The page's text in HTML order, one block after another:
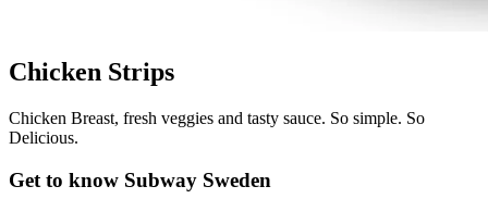
Chicken Strips​​​​‌ ‍ ​‍​‍‌‍ ‌ ​‍‌‍‍‌‌‍‌ ‌‍‍‌‌‍ ‍​‍​‍​ ‍‍​‍​‍‌ ​ ‌‍​‌‌‍ ‍‌‍‍‌‌ ‌​‌ ‍‌​‍ ‍‌‍‍‌‌‍ ​‍​‍​‍ ​​‍​‍‌‍‍​‌ ​‍‌‍‌‌‌‍‌‍​‍​‍​ ‍‍​‍​‍‌‍‍​‌ ‌​‌ ‌​‌ ​​‌ ​ ​ ‍‍​‍ ​‍ ‌‍ ‍‌‍ ‌ ​‍‌‍‌​‌‍‍‌‌‍​ ​‍ ‌‌‍​‍‌‍‍‌‌ ‌​‌‍‌‌‌ ​ ​‍ ‌‌‍‌ ‌ ​‍‌‍ ‌ ‌‌‌ ​​​‍ ‌‌ ​ ‌ ‌​‌ ‌‌‌‍‌​‌‍‍‌‌‍ ​‍ ‍‌ ‌‍‌‍‌‌‌ ​‍‌‍​ ‌‍‌‌‌‍ ​​‍ ‍‌‍​‌‌ ​​‌ ​​​‍ ‌‍‍‌‌‍ ‍‌ ‌​‌‍‌‌‌‍ ‍‌ ‌​​‍ ‌‍‌‌‌‍‌​‌‍‍‌‌ ‌​​‍ ‌‍ ‌‌‍ ‌‍‌​‌‍‌‌​ ‌‌ ​​‌ ​‍‌‍‌‌‌ ​ ‌‍‌‌‌‍ ‍‌ ‌​‌‍​‌‌ ‌​‌‍‍‌‌‍ ‌‍ ‍​ ‍ ‌‍‍‌‌‍‌​​ ‌​ ​ ​ ‌ ​ ‍​​ ‌​‌‍‌‍​ ‍​‌‍​ ​ ​‍​‍ ‌​ ‌ ​ ‌‍​ ​‍‌‍‌‍​‍ ‌​ ‌​​ ‍‌​ ‍​‌‍‌‍​‍ ‌​ ‍‌​ ​ ‌‍‌​​ ‍‌​‍ ‌‌‍​‍​ ‌‍‌‍​ ​ ​‍‌‍​ ​ ‍​‌‍‌‍‌‍​ ​ ‍​​ ‌‌​ ‌‍​ ‌‍​ ‍ ‌ ‌​‌ ‍‌‌ ​​‌‍‌‌​ ‌‌ ​​‌ ​‍‌‍ ‌‍‌​‌ ‌‌‌‍​ ‌ ‌​​ ‍ ‌ ​​‌‍​‌‌ ‌​‌‍‍​​ ‌‌‍ ‍‌‍​‌‌‍ ‌‌‍‌‌​‍‌‌​ ‌‌‌​​‍‌‌ ‌‍‍ ‌‍‌‌‌ ‍‌​‍‌‌​ ​ ‌​‌​​‍‌‌​ ​ ‌​‌​​‍‌‌​ ​‍​ ​‍‌‍‌‌‌‍ ‍​‍‌‌​ ​‍​ ​‍​‍‌‌​ ‌‌‌​‌​​‍ ‍‌ ‌‍‌‍​‌‌‍ ​‌ ‌‌‌‍‌‌​ ‌‍​‍‌‍​‌‌ ​ ‌‍‌‌‌‌‌‌‌ ​‍‌‍ ​​ ‌‌‍‍​‌ ‌​‌ ‌​‌ ​​‌ ​ ​‍‌‌​ ​ ‌​​‌​‍‌‌​ ​‍‌​‌‍​‍‌‌​ ​‍‌​‌‍‌‍ ‍‌‍ ‌ ​‍‌‍‌​‌‍‍‌‌‍​ ​‍ ‌‌‍​‍‌‍‍‌‌ ‌​‌‍‌‌‌ ​ ​‍ ‌‌‍‌ ‌ ​‍‌‍ ‌ ‌‌‌ ​​​‍ ‌‌ ​ ‌ ‌​‌ ‌‌‌‍‌​‌‍‍‌‌‍ ​‍ ‍‌ ‌‍‌‍‌‌‌ ​‍‌‍​ ‌‍‌‌‌‍ ​​‍ ‍‌‍​‌‌ ​​‌ ​​​‍‌‍‌‍‍‌‌‍‌​​ ‌​ ​ ​ ‌ ​ ‍​​ ‌​‌‍‌‍​ ‍​‌‍​ ​ ​‍​‍ ‌​ ‌ ​ ‌‍​ ​‍‌‍‌‍​‍ ‌​ ‌​​ ‍‌​ ‍​‌‍‌‍​‍ ‌​ ‍‌​ ​ ‌‍‌​​ ‍‌​‍ ‌‌‍​‍​ ‌‍‌‍​ ​ ​‍‌‍​ ​ ‍​‌‍‌‍‌‍​ ​ ‍​​ ‌‌​ ‌‍​ ‌‍​‍‌‍‌ ‌​‌ ‍‌‌ ​​‌‍‌‌​ ‌‌ ​​‌ ​‍‌‍ ‌‍‌​‌ ‌‌‌‍​ ‌ ‌​​‍‌‍‌ ​​‌‍​‌‌ ‌​‌‍‍​​ ‌‌‍ ‍‌‍​‌‌‍ ‌‌‍‌‌​‍‌‌​ ‌‌‌​​‍‌‌ ‌‍‍ ‌‍‌‌‌ ‍‌​‍‌‌​ ​ ‌​‌​​‍‌‌​ ​ ‌​‌​​‍‌‌​ ​‍​ ​‍‌‍‌‌‌‍ ‍​‍‌‌​ ​‍​ ​‍​‍‌‌​ ‌‌‌​‌​​‍ ‍‌ ‌‍‌‍​‌‌‍ ​‌ ‌‌‌‍‌‌​‍‌‍‌ ​​‌‍‌‌‌ ​‍‌ ​ ‌ ​​‌‍‌‌‌‍​ ‌ ‌​‌‍‍‌‌ ‌‍‌‍‌‌​ ‌‌ ​​‌ ‌‌‌‍​‍‌‍ ​‌‍‍‌‌ ​ ‌‍‍​‌‍‌‌‌‍‌​​‍​‍‌ ‌
Chicken Breast, fresh veggies and tasty sauce. So simple. So
Delicious.​​​​‌ ‍ ​‍​‍‌‍ ‌ ​‍‌‍‍‌‌‍‌ ‌‍‍‌‌‍ ‍​‍​‍​ ‍‍​‍​‍‌ ​ ‌‍​‌‌‍ ‍‌‍‍‌‌ ‌​‌ ‍‌​‍ ‍‌‍‍‌‌‍ ​‍​‍​‍ ​​‍​‍‌‍‍​‌ ​‍‌‍‌‌‌‍‌‍​‍​‍​ ‍‍​‍​‍‌‍‍​‌ ‌​‌ ‌​‌ ​​‌ ​ ​ ‍‍​‍ ​‍ ‌‍ ‍‌‍ ‌ ​‍‌‍‌​‌‍‍‌‌‍​ ​‍ ‌‌‍​‍‌‍‍‌‌ ‌​‌‍‌‌‌ ​ ​‍ ‌‌‍‌ ‌ ​‍‌‍ ‌ ‌‌‌ ​​​‍ ‌‌ ​ ‌ ‌​‌ ‌‌‌‍‌​‌‍‍‌‌‍ ​‍ ‍‌ ‌‍‌‍‌‌‌ ​‍‌‍​ ‌‍‌‌‌‍ ​​‍ ‍‌‍​‌‌ ​​‌ ​​​‍ ‌‍‍‌‌‍ ‍‌ ‌​‌‍‌‌‌‍ ‍‌ ‌​​‍ ‌‍‌‌‌‍‌​‌‍‍‌‌ ‌​​‍ ‌‍ ‌‌‍ ‌‍‌​‌‍‌‌​ ‌‌ ​​‌ ​‍‌‍‌‌‌ ​ ‌‍‌‌‌‍ ‍‌ ‌​‌‍​‌‌ ‌​‌‍‍‌‌‍ ‌‍ ‍​ ‍ ‌‍‍‌‌‍‌​​ ‌​ ​ ​ ‌ ​ ‍​​ ‌​‌‍‌‍​ ‍​‌‍​ ​ ​‍​‍ ‌​ ‌ ​ ‌‍​ ​‍‌‍‌‍​‍ ‌​ ‌​​ ‍‌​ ‍​‌‍‌‍​‍ ‌​ ‍‌​ ​ ‌‍‌​​ ‍‌​‍ ‌‌‍​‍​ ‌‍‌‍​ ​ ​‍‌‍​ ​ ‍​‌‍‌‍‌‍​ ​ ‍​​ ‌‌​ ‌‍​ ‌‍​ ‍ ‌ ‌​‌ ‍‌‌ ​​‌‍‌‌​ ‌‌ ​​‌ ​‍‌‍ ‌‍‌​‌ ‌‌‌‍​ ‌ ‌​​ ‍ ‌ ​​‌‍​‌‌ ‌​‌‍‍​​ ‌‌‍‌​‌‍‌‌‌ ​ ‌‍​ ‌ ​‍‌‍‍‌‌ ​​‌ ‌​‌‍‍‌‌‍ ‌‍ ‍​‍‌‌​ ‌‌‌​​‍‌‌ ‌‍‍ ‌‍‌‌‌ ‍‌​‍‌‌​ ​ ‌​‌​​‍‌‌​ ​ ‌​‌​​‍‌‌​ ​‍​ ​‍‌‍‌‌‌‍ ‍​‍‌‌​ ​‍​ ​‍​‍‌‌​ ‌‌‌​‌​​‍ ‍‌ ‌‍‌‍​‌‌‍ ​‌ ‌‌‌‍‌‌​‍ ‍‌ ‌‍‌‍​‌‌‍ ​‌ ‌‌‌‍‌‌​‍‌‌​ ‌‌‌​​‍‌‌ ‌‍‍ ‌‍‌‌‌ ‍‌​‍‌‌​ ​ ‌​‌​​‍‌‌​ ​ ‌​‌​​‍‌‌​ ​‍​ ​‍​ ​ ‌‍​‍​ ​ ​ ‌ ​ ‌ ​ ‌‌​ ‍‌​ ‍‌​ ​ ​ ‌‍​ ‌‌‌‍‌‌​‍‌‌​ ​‍​ ​‍​‍‌‌​ ‌‌‌​‌​​‍ ‍‌‍​ ‌‍‍​‌‍‍‌‌‍ ​‌‍‌​‌ ​‍‌‍‌‌‌‍ ‍​‍‌‌​ ‌‌‌​​‍‌‌ ‌‍‍ ‌‍‌‌‌ ‍‌​‍‌‌​ ​ ‌​‌​​‍‌‌​ ​ ‌​‌​​‍‌‌​ ​‍​ ​‍​ ‌‌​ ‍‌‌‍​‍​ ‍​​ ​‌‌‍‌‍‌‍‌‌​ ​‌​ ‌​‌‍​‍‌‍‌‍​ ‍​​‍‌‌​ ​‍​ ​‍​‍‌‌​ ‌‌‌​‌​​‍ ‍‌ ‌​‌‍‌‌‌ ‍​‌ ‌​​ ‌‍​‍‌‍​‌‌ ​ ‌‍‌‌‌‌‌‌‌ ​‍‌‍ ​​ ‌‌‍‍​‌ ‌​‌ ‌​‌ ​​‌ ​ ​‍‌‌​ ​ ‌​​‌​‍‌‌​ ​‍‌​‌‍​‍‌‌​ ​‍‌​‌‍‌‍ ‍‌‍ ‌ ​‍‌‍‌​‌‍‍‌‌‍​ ​‍ ‌‌‍​‍‌‍‍‌‌ ‌​‌‍‌‌‌ ​ ​‍ ‌‌‍‌ ‌ ​‍‌‍ ‌ ‌‌‌ ​​​‍ ‌‌ ​ ‌ ‌​‌ ‌‌‌‍‌​‌‍‍‌‌‍ ​‍ ‍‌ ‌‍‌‍‌‌‌ ​‍‌‍​ ‌‍‌‌‌‍ ​​‍ ‍‌‍​‌‌ ​​‌ ​​​‍‌‍‌‍‍‌‌‍‌​​ ‌​ ​ ​ ‌ ​ ‍​​ ‌​‌‍‌‍​ ‍​‌‍​ ​ ​‍​‍ ‌​ ‌ ​ ‌‍​ ​‍‌‍‌‍​‍ ‌​ ‌​​ ‍‌​ ‍​‌‍‌‍​‍ ‌​ ‍‌​ ​ ‌‍‌​​ ‍‌​‍ ‌‌‍​‍​ ‌‍‌‍​ ​ ​‍‌‍​ ​ ‍​‌‍‌‍‌‍​ ​ ‍​​ ‌‌​ ‌‍​ ‌‍​‍‌‍‌ ‌​‌ ‍‌‌ ​​‌‍‌‌​ ‌‌ ​​‌ ​‍‌‍ ‌‍‌​‌ ‌‌‌‍​ ‌ ‌​​‍‌‍‌ ​​‌‍​‌‌ ‌​‌‍‍​​ ‌‌‍‌​‌‍‌‌‌ ​ ‌‍​ ‌ ​‍‌‍‍‌‌ ​​‌ ‌​‌‍‍‌‌‍ ‌‍ ‍​‍‌‌​ ‌‌‌​​‍‌‌ ‌‍‍ ‌‍‌‌‌ ‍‌​‍‌‌​ ​ ‌​‌​​‍‌‌​ ​ ‌​‌​​‍‌‌​ ​‍​ ​‍‌‍‌‌‌‍ ‍​‍‌‌​ ​‍​ ​‍​‍‌‌​ ‌‌‌​‌​​‍ ‍‌ ‌‍‌‍​‌‌‍ ​‌ ‌‌‌‍‌‌​‍ ‍‌ ‌‍‌‍​‌‌‍ ​‌ ‌‌‌‍‌‌​‍‌‌​ ‌‌‌​​‍‌‌ ‌‍‍ ‌‍‌‌‌ ‍‌​‍‌‌​ ​ ‌​‌​​‍‌‌​ ​ ‌​‌​​‍‌‌​ ​‍​ ​‍​ ​ ‌‍​‍​ ​ ​ ‌ ​ ‌ ​ ‌‌​ ‍‌​ ‍‌​ ​ ​ ‌‍​ ‌‌‌‍‌‌​‍‌‌​ ​‍​ ​‍​‍‌‌​ ‌‌‌​‌​​‍ ‍‌‍​ ‌‍‍​‌‍‍‌‌‍ ​‌‍‌​‌ ​‍‌‍‌‌‌‍ ‍​‍‌‌​ ‌‌‌​​‍‌‌ ‌‍‍ ‌‍‌‌‌ ‍‌​‍‌‌​ ​ ‌​‌​​‍‌‌​ ​ ‌​‌​​‍‌‌​ ​‍​ ​‍​ ‌‌​ ‍‌‌‍​‍​ ‍​​ ​‌‌‍‌‍‌‍‌‌​ ​‌​ ‌​‌‍​‍‌‍‌‍​ ‍​​‍‌‌​ ​‍​ ​‍​‍‌‌​ ‌‌‌​‌​​‍ ‍‌ ‌​‌‍‌‌‌ ‍​‌ ‌​​‍‌‍‌ ​​‌‍‌‌‌ ​‍‌ ​ ‌ ​​‌‍‌‌‌‍​ ‌ ‌​‌‍‍‌‌ ‌‍‌‍‌‌​ ‌‌ ​​‌ ‌‌‌‍​‍‌‍ ​‌‍‍‌‌ ​ ‌‍‍​‌‍‌‌‌‍‌​​‍​‍‌ ‌
Get to know Subway Sweden​​​​‌ ‍ ​‍​‍‌‍ ‌ ​‍‌‍‍‌‌‍‌ ‌‍‍‌‌‍ ‍​‍​‍​ ‍‍​‍​‍‌ ​ ‌‍​‌‌‍ ‍‌‍‍‌‌ ‌​‌ ‍‌​‍ ‍‌‍‍‌‌‍ ​‍​‍​‍ ​​‍​‍‌‍‍​‌ ​‍‌‍‌‌‌‍‌‍​‍​‍​ ‍‍​‍​‍‌‍‍​‌ ‌​‌ ‌​‌ ​​‌ ​ ​ ‍‍​‍ ​‍ ‌‍ ‍‌‍ ‌ ​‍‌‍‌​‌‍‍‌‌‍​ ​‍ ‌‌‍​‍‌‍‍‌‌ ‌​‌‍‌‌‌ ​ ​‍ ‌‌‍‌ ‌ ​‍‌‍ ‌ ‌‌‌ ​​​‍ ‌‌ ​ ‌ ‌​‌ ‌‌‌‍‌​‌‍‍‌‌‍ ​‍ ‍‌ ‌‍‌‍‌‌‌ ​‍‌‍​ ‌‍‌‌‌‍ ​​‍ ‍‌‍​‌‌ ​​‌ ​​​‍ ‌‍‍‌‌‍ ‍‌ ‌​‌‍‌‌‌‍ ‍‌ ‌​​‍ ‌‍‌‌‌‍‌​‌‍‍‌‌ ‌​​‍ ‌‍ ‌‌‍ ‌‍‌​‌‍‌‌​ ‌‌ ​​‌ ​‍‌‍‌‌‌ ​ ‌‍‌‌‌‍ ‍‌ ‌​‌‍​‌‌ ‌​‌‍‍‌‌‍ ‌‍ ‍​ ‍ ‌‍‍‌‌‍‌​​ ‌​ ​‍​ ‌ ‌‍​ ​ ‍​​ ‌ ​ ​‌‌‍‌‌​ ‌‌​‍ ‌​ ​‌‌‍​‌‌‍‌‍‌‍‌​​‍ ‌​ ‌​‌‍‌​​ ‌​​ ​ ​‍ ‌​ ‍​​ ‌ ​ ‍​​ ‌‌​‍ ‌‌‍​‌​ ​ ‌‍​ ​ ‍​​ ‌‍​ ‌‍​ ‌​​ ‌‌​ ​ ‌‍‌‌​ ‌‌‌‍​‍​ ‍ ‌ ‌​‌ ‍‌‌ ​​‌‍‌‌​ ‌‌ ‌ ‌‍‌‌‌‍​‍‌ ​ ‌‍‍‌‌ ‌​‌‍‌‌‌​‌‍‌‍ ‌‍ ‌ ‌​‌‍‌‌‌ ​‍​ ‍ ‌ ​​‌‍​‌‌ ‌​‌‍‍​​ ‌‌ ‌​‌‍‍‌‌ ‌​‌‍ ​‌‍‌‌​‍‌‌​ ‌‌‌​​‍‌‌ ‌‍‍ ‌‍‌‌‌ ‍‌​‍‌‌​ ​ ‌​‌​​‍‌‌​ ​ ‌​‌​​‍‌‌​ ​‍​ ​‍‌‍‌‌‌‍ ‍​‍‌‌​ ​‍​ ​‍​‍‌‌​ ‌‌‌​‌​​‍ ‍‌ ‌‍‌‍​‌‌‍ ​‌ ‌‌‌‍‌‌​ ‌‍​‍‌‍​‌‌ ​ ‌‍‌‌‌‌‌‌‌ ​‍‌‍ ​​ ‌‌‍‍​‌ ‌​‌ ‌​‌ ​​‌ ​ ​‍‌‌​ ​ ‌​​‌​‍‌‌​ ​‍‌​‌‍​‍‌‌​ ​‍‌​‌‍‌‍ ‍‌‍ ‌ ​‍‌‍‌​‌‍‍‌‌‍​ ​‍ ‌‌‍​‍‌‍‍‌‌ ‌​‌‍‌‌‌ ​ ​‍ ‌‌‍‌ ‌ ​‍‌‍ ‌ ‌‌‌ ​​​‍ ‌‌ ​ ‌ ‌​‌ ‌‌‌‍‌​‌‍‍‌‌‍ ​‍ ‍‌ ‌‍‌‍‌‌‌ ​‍‌‍​ ‌‍‌‌‌‍ ​​‍ ‍‌‍​‌‌ ​​‌ ​​​‍‌‍‌‍‍‌‌‍‌​​ ‌​ ​‍​ ‌ ‌‍​ ​ ‍​​ ‌ ​ ​‌‌‍‌‌​ ‌‌​‍ ‌​ ​‌‌‍​‌‌‍‌‍‌‍‌​​‍ ‌​ ‌​‌‍‌​​ ‌​​ ​ ​‍ ‌​ ‍​​ ‌ ​ ‍​​ ‌‌​‍ ‌‌‍​‌​ ​ ‌‍​ ​ ‍​​ ‌‍​ ‌‍​ ‌​​ ‌‌​ ​ ‌‍‌‌​ ‌‌‌‍​‍​‍‌‍‌ ‌​‌ ‍‌‌ ​​‌‍‌‌​ ‌‌ ‌ ‌‍‌‌‌‍​‍‌ ​ ‌‍‍‌‌ ‌​‌‍‌‌‌​‌‍‌‍ ‌‍ ‌ ‌​‌‍‌‌‌ ​‍​‍‌‍‌ ​​‌‍​‌‌ ‌​‌‍‍​​ ‌‌ ‌​‌‍‍‌‌ ‌​‌‍ ​‌‍‌‌​‍‌‌​ ‌‌‌​​‍‌‌ ‌‍‍ ‌‍‌‌‌ ‍‌​‍‌‌​ ​ ‌​‌​​‍‌‌​ ​ ‌​‌​​‍‌‌​ ​‍​ ​‍‌‍‌‌‌‍ ‍​‍‌‌​ ​‍​ ​‍​‍‌‌​ ‌‌‌​‌​​‍ ‍‌ ‌‍‌‍​‌‌‍ ​‌ ‌‌‌‍‌‌​‍‌‍‌ ​​‌‍‌‌‌ ​‍‌ ​ ‌ ​​‌‍‌‌‌‍​ ‌ ‌​‌‍‍‌‌ ‌‍‌‍‌‌​ ‌‌ ​​‌ ‌‌‌‍​‍‌‍ ​‌‍‍‌‌ ​ ‌‍‍​‌‍‌‌‌‍‌​​‍​‍‌ ‌